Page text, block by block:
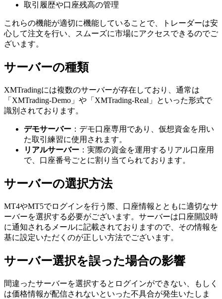
取引履歴や口座残高の管理
これらの機能が適切に機能していることで、トレーダーは安
心して注文を行い、スムーズに市場にアクセスできるのでご
ざいます。
サーバーの種類
XMTradingには複数のサーバーが存在しており、通常は
「XMTrading-Demo」や「XMTrading-Real」といった形式で
識別されております。
デモサーバー ：デモ口座専用であり、仮想資金を用い
た取引練習に使用されます。
リアルサーバー ：実際の資金を運用するリアル口座用
で、口座番号ごとに割り当てられております。
サーバーの選択方法
MT4やMT5でログインを行う際、口座情報とともに適切なサ
ーバーを選択する必要がございます。サーバーは口座開設時
に通知されるメールに記載されておりますので、その情報を
基に設定いただくのが正しい方法でございます。
サーバー選択を誤った場合の影響
間違ったサーバーを選択するとログインができない、もしく
は価格情報が配信されないといった不具合が発生いたしま